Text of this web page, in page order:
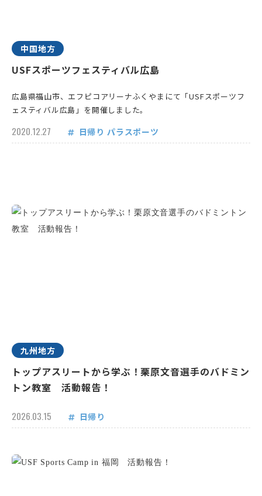
中国地方
USFスポーツフェスティバル広島
広島県福山市、エフピコアリーナふくやまにて「USFスポーツフ
ェスティバル広島」を開催しました。
2020.12.27 日帰り パラスポーツ
九州地方
トップアスリートから学ぶ！栗原文音選手のバドミン
トン教室 活動報告！
2026.03.15 日帰り